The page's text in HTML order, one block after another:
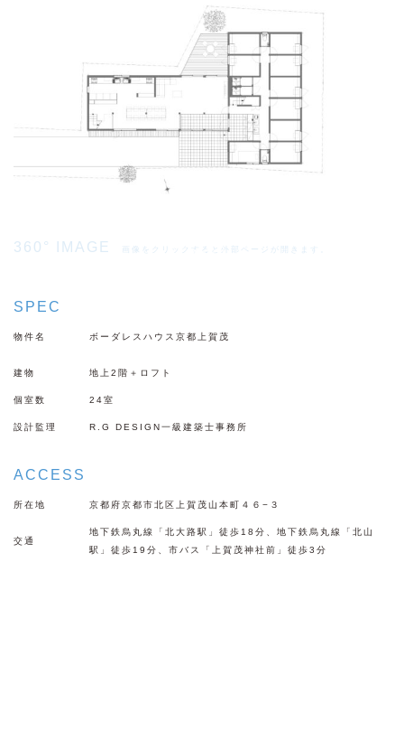
360° IMAGE 画像をクリックすると外部ページが開きます。
SPEC
物件名 ボーダレスハウス京都上賀茂
建物 地上2階＋ロフト
個室数 24室
設計監理 R.G DESIGN一級建築士事務所
ACCESS
所在地 京都府京都市北区上賀茂山本町４６−３
交通
地下鉄烏丸線「北大路駅」徒歩18分、地下鉄烏丸線「北山
駅」徒歩19分、市バス「上賀茂神社前」徒歩3分